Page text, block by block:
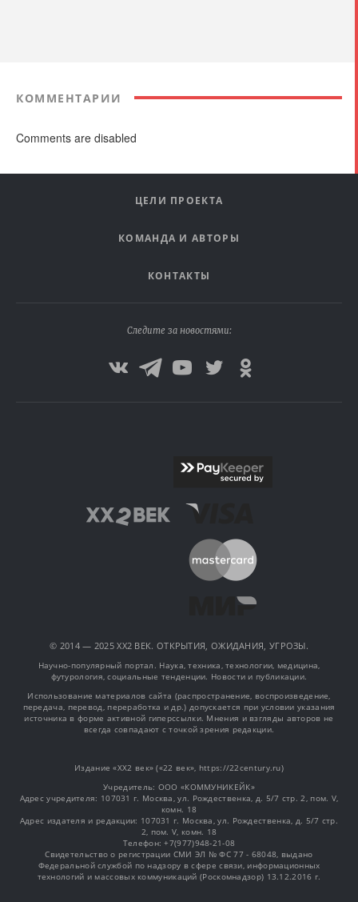
КОММЕНТАРИИ
Comments are disabled
ЦЕЛИ ПРОЕКТА
КОМАНДА И АВТОРЫ
КОНТАКТЫ
Следите за новостями:
© 2014 — 2025 XX2 ВЕК. ОТКРЫТИЯ, ОЖИДАНИЯ, УГРОЗЫ.
Научно-популярный портал. Наука, техника, технологии, медицина,
футурология, социальные тенденции. Новости и публикации.
Использование материалов сайта (распространение, воспроизведение,
передача, перевод, переработка и др.) допускается при условии указания
источника в форме активной гиперссылки. Мнения и взгляды авторов не
всегда совпадают с точкой зрения редакции.
Издание «XX2 век» («22 век», https://22century.ru)
Учредитель: OOO «КОММУНИКЕЙК»
Адрес учредителя: 107031 г. Москва, ул. Рождественка, д. 5/7 стр. 2, пом. V,
комн. 18
Адрес издателя и редакции: 107031 г. Москва, ул. Рождественка, д. 5/7 стр.
2, пом. V, комн. 18
Телефон: +7(977)948-21-08
Свидетельство о регистрации СМИ ЭЛ № ФС 77 - 68048, выдано
Федеральной службой по надзору в сфере связи, информационных
технологий и массовых коммуникаций (Роскомнадзор) 13.12.2016 г.